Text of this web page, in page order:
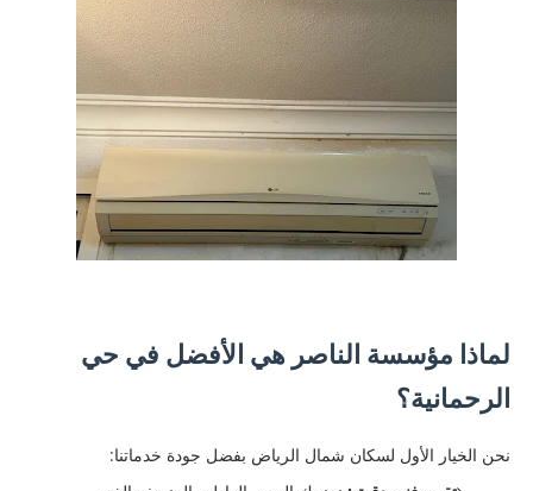
لماذا مؤسسة الناصر هي الأفضل في حي
الرحمانية؟
​نحن الخيار الأول لسكان شمال الرياض بفضل جودة خدماتنا: